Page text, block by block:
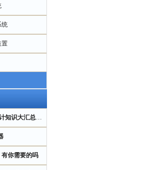
统
置
美国MACKEN公司功率计知识大汇总，入门必看！
有你需要的吗